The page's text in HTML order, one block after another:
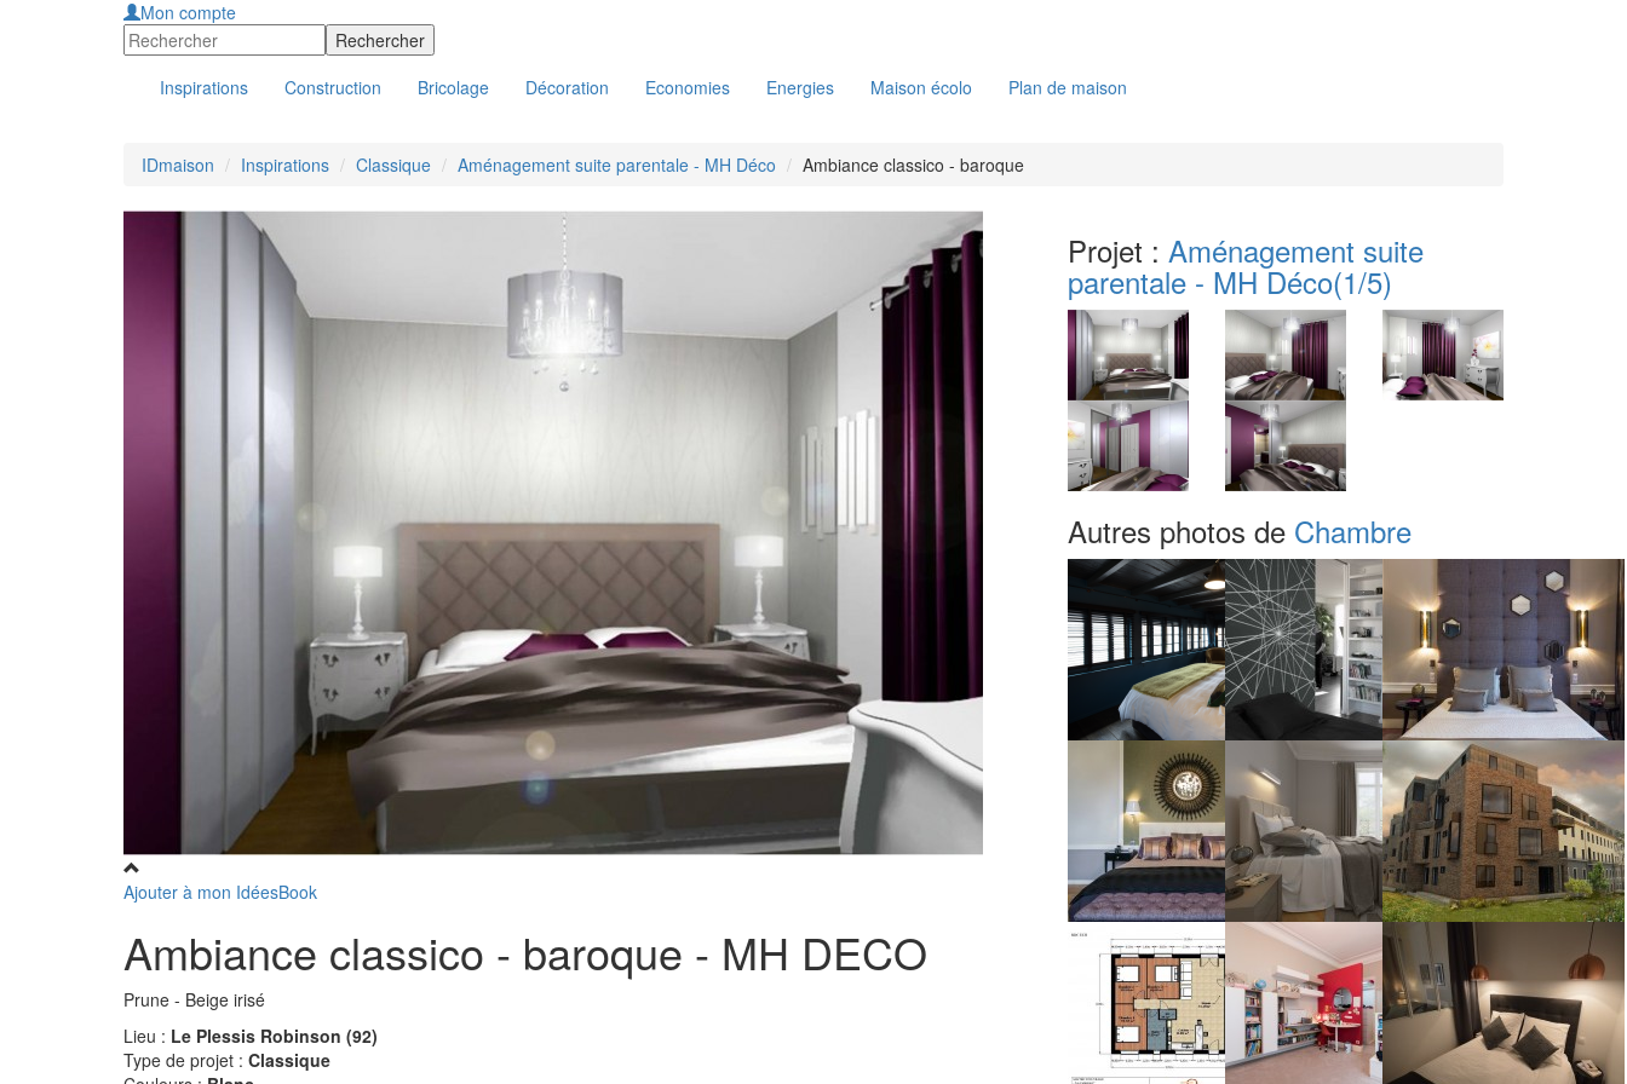
Mon compte
Inspirations Construction Bricolage Décoration Economies Energies Maison écolo Plan de maison
IDmaison Inspirations Classique Aménagement suite parentale - MH Déco Ambiance classico - baroque
Ajouter à mon IdéesBook
Ambiance classico - baroque - MH DECO
Prune - Beige irisé
Lieu : Le Plessis Robinson (92)
Type de projet : Classique
Projet : Aménagement suite
parentale - MH Déco(1/5)
Autres photos de Chambre